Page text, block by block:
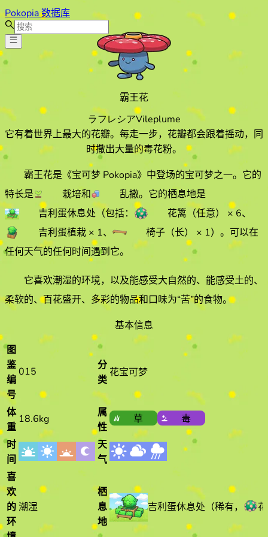
Pokopia 数据库
霸王花
ラフレシアVileplume
它有着世界上最大的花瓣。每走一步，花瓣都会跟着摇动，同
时撒出大量的毒花粉。
霸王花是《宝可梦 Pokopia》中登场的宝可梦之一。它的
特长是 栽培和 乱撒。它的栖息地是
吉利蛋休息处 （包括： 花篱（任意） × 6、
吉利蛋植栽 × 1、 椅子（长） × 1） 。 可以在
任何天气的任何时间遇到它。
它喜欢潮湿的环境，以及能感受大自然的、能感受土的、
柔软的、百花盛开、多彩的物品和口味为“苦”的食物。
基本信息
图
鉴
编
号
015
分
类
花宝可梦
体
重
18.6kg
属
性
草
毒
时
间
天
气
喜
欢
的
环
潮湿
栖
息
地
吉利蛋休息处 （稀有，